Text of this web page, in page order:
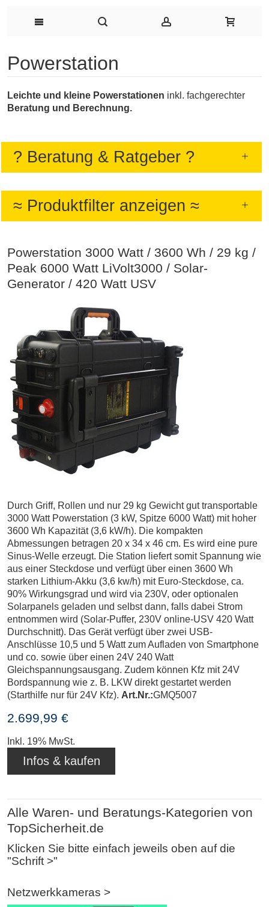
Powerstation
Leichte und kleine Powerstationen inkl. fachgerechter
Beratung und Berechnung.
? Beratung & Ratgeber ?
≈ Produktfilter anzeigen ≈
Powerstation 3000 Watt / 3600 Wh / 29 kg /
Peak 6000 Watt LiVolt3000 / Solar-
Generator / 420 Watt USV
Durch Griff, Rollen und nur 29 kg Gewicht gut transportable
3000 Watt Powerstation (3 kW, Spitze 6000 Watt) mit hoher
3600 Wh Kapazität (3,6 kW/h). Die kompakten
Abmessungen betragen 20 x 34 x 46 cm. Es wird eine pure
Sinus-Welle erzeugt. Die Station liefert somit Spannung wie
aus einer Steckdose und verfügt über einen 3600 Wh
starken Lithium-Akku (3,6 kw/h) mit Euro-Steckdose, ca.
90% Wirkungsgrad und wird via 230V, oder optionalen
Solarpanels geladen und selbst dann, falls dabei Strom
entnommen wird (Solar-Puffer, 230V online-USV 420 Watt
Durchschnitt). Das Gerät verfügt über zwei USB-
Anschlüsse 10,5 und 5 Watt zum Aufladen von Smartphone
und co. sowie über einen 24V 240 Watt
Gleichspannungsausgang. Zudem können Kfz mit 24V
Bordspannung wie z. B. LKW direkt gestartet werden
(Starthilfe nur für 24V Kfz). Art.Nr.:GMQ5007
2.699,99 €
Inkl. 19% MwSt.
Infos & kaufen
Alle Waren- und Beratungs-Kategorien von
TopSicherheit.de
Klicken Sie bitte einfach jeweils oben auf die
"Schrift >"
Netzwerkkameras >